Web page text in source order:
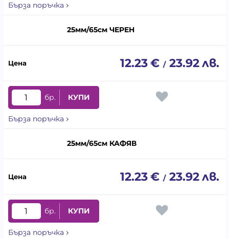
Бърза поръчка
25мм/65см ЧЕРЕН
12.23€ / 23.92лв.
бр. КУПИ
Бърза поръчка
25мм/65см КАФЯВ
12.23€ / 23.92лв.
бр. КУПИ
Бърза поръчка